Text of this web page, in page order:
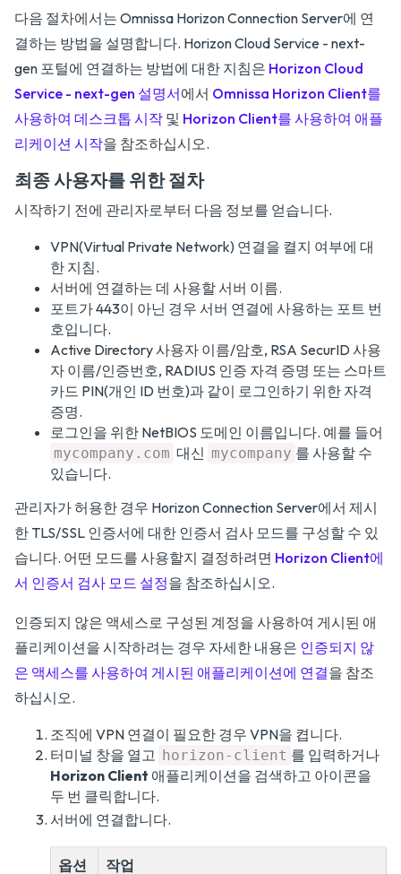
다음 절차에서는 Omnissa Horizon Connection Server에 연
결하는 방법을 설명합니다. Horizon Cloud Service - next-
gen 포털에 연결하는 방법에 대한 지침은 Horizon Cloud
Service - next-gen 설명서에서 Omnissa Horizon Client를
사용하여 데스크톱 시작 및 Horizon Client를 사용하여 애플
리케이션 시작을 참조하십시오.
최종 사용자를 위한 절차
시작하기 전에 관리자로부터 다음 정보를 얻습니다.
VPN(Virtual Private Network) 연결을 켤지 여부에 대
한 지침.
서버에 연결하는 데 사용할 서버 이름.
포트가 443이 아닌 경우 서버 연결에 사용하는 포트 번
호입니다.
Active Directory 사용자 이름/암호, RSA SecurID 사용
자 이름/인증번호, RADIUS 인증 자격 증명 또는 스마트
카드 PIN(개인 ID 번호)과 같이 로그인하기 위한 자격
증명.
로그인을 위한 NetBIOS 도메인 이름입니다. 예를 들어
mycompany.com 대신 mycompany 를 사용할 수
있습니다.
관리자가 허용한 경우 Horizon Connection Server에서 제시
한 TLS/SSL 인증서에 대한 인증서 검사 모드를 구성할 수 있
습니다. 어떤 모드를 사용할지 결정하려면 Horizon Client에
서 인증서 검사 모드 설정을 참조하십시오.
인증되지 않은 액세스로 구성된 계정을 사용하여 게시된 애
플리케이션을 시작하려는 경우 자세한 내용은 인증되지 않
은 액세스를 사용하여 게시된 애플리케이션에 연결을 참조
하십시오.
조직에 VPN 연결이 필요한 경우 VPN을 켭니다.
터미널 창을 열고 horizon-client 를 입력하거나
Horizon Client 애플리케이션을 검색하고 아이콘을
두 번 클릭합니다.
서버에 연결합니다.
옵션 작업